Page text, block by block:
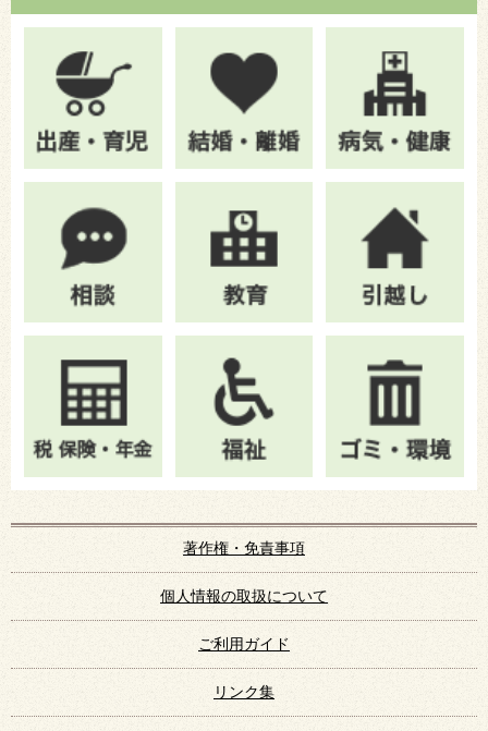
著作権・免責事項
個人情報の取扱について
ご利用ガイド
リンク集